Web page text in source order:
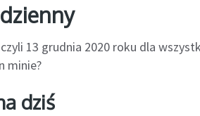
13 grudnia 2020 roku dla
minie?
dziś